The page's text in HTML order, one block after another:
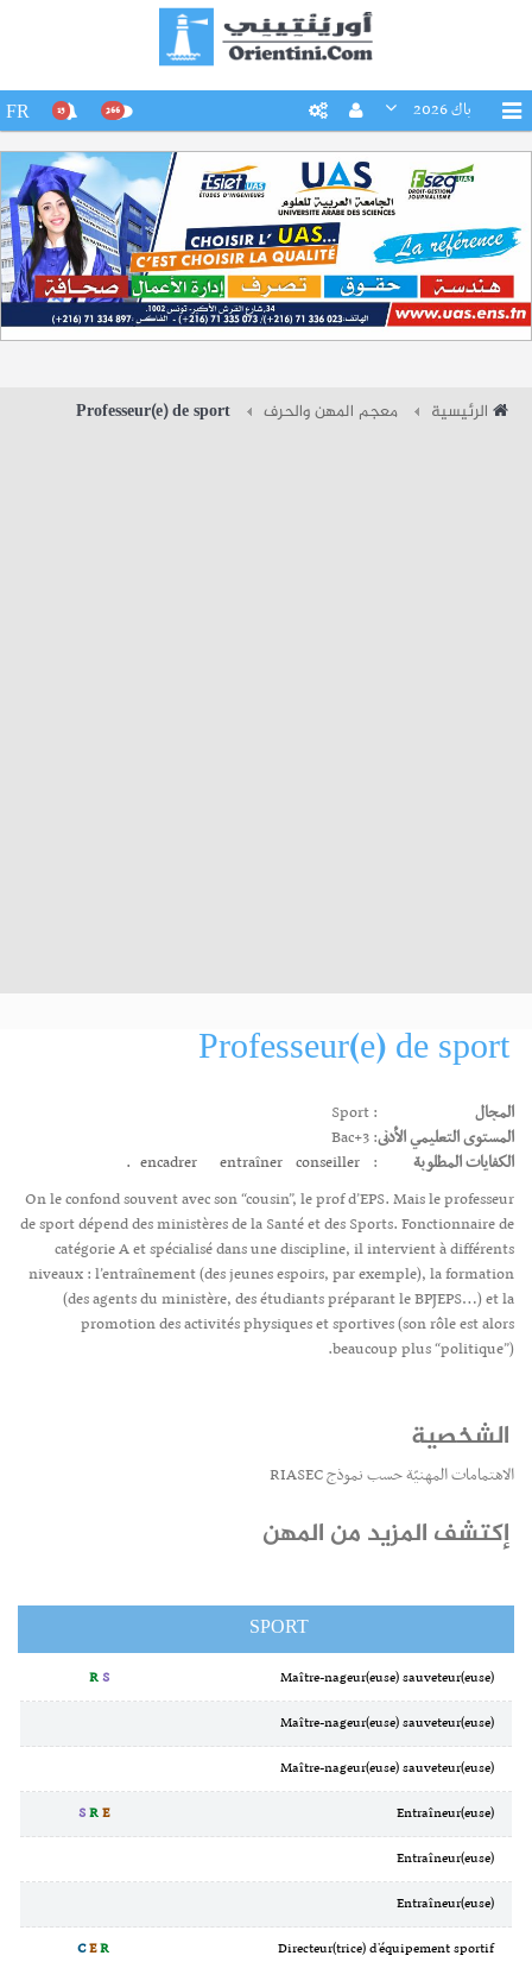
باك 2026 266
15
FR
الرئيسية معجم المهن والحرف Professeur(e) de sport
Professeur(e) de sport
المجال
: Sport
المستوى التعليمي الأدنى: Bac+3
الكفايات المطلوبة
:
encadrer entraîner conseiller.
On le confond souvent avec son “cousin”, le prof d’EPS. Mais le professeur
de sport dépend des ministères de la Santé et des Sports. Fonctionnaire de
catégorie A et spécialisé dans une discipline, il intervient à différents
niveaux : l’entraînement (des jeunes espoirs, par exemple), la formation
(des agents du ministère, des étudiants préparant le BPJEPS…) et la
promotion des activités physiques et sportives (son rôle est alors
beaucoup plus “politique”).
الشخصية
الاهتمامات المهنيّة حسب نموذج RIASEC
إكتشف المزيد من المهن
SPORT
RS
SRE
Directeur(trice) d'équipement sportif
CER